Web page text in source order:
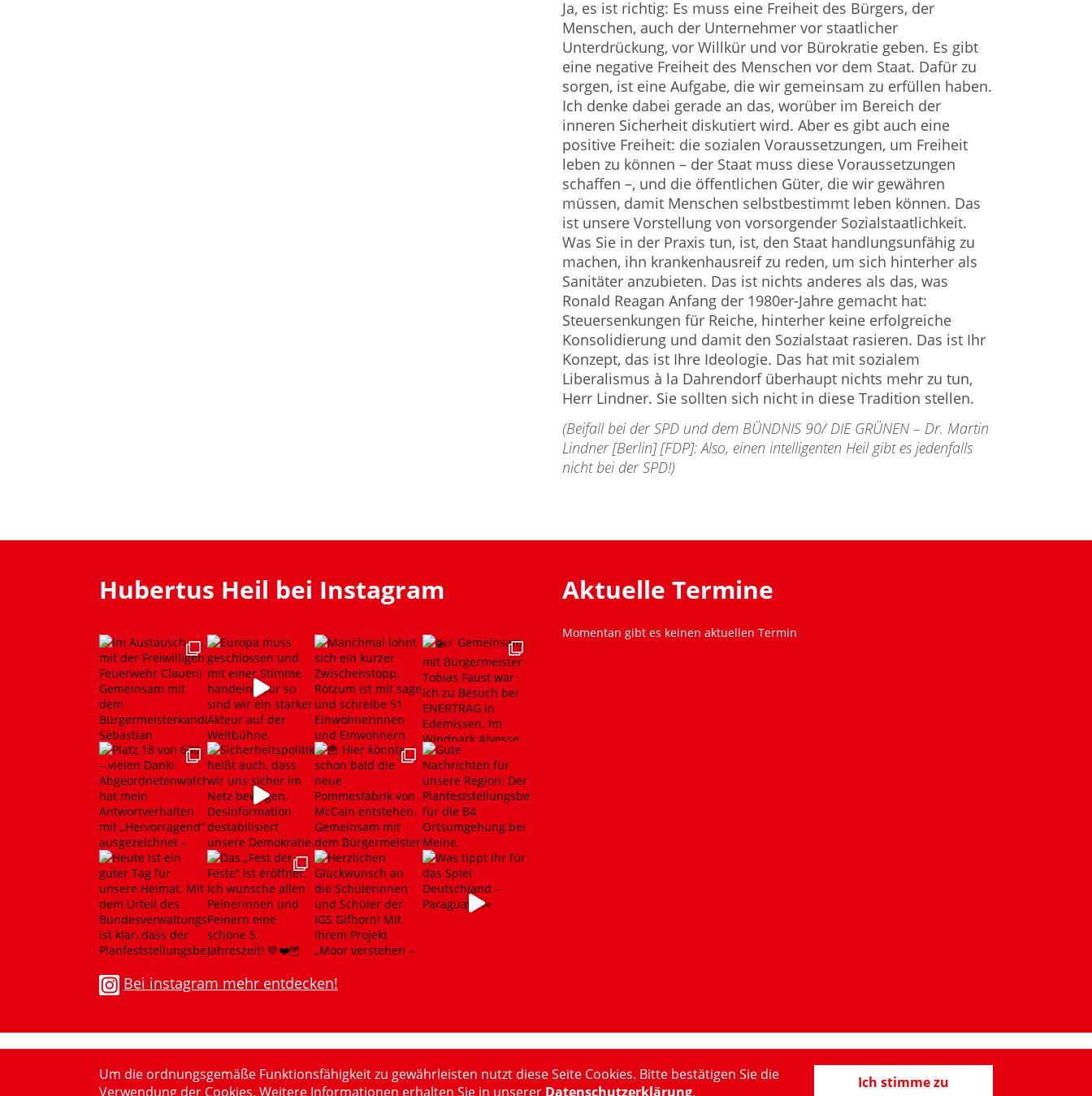
Ja, es ist richtig: Es muss eine Freiheit des Bürgers, der
Menschen, auch der Unternehmer vor staatlicher
Unterdrückung, vor Willkür und vor Bürokratie geben. Es gibt
eine negative Freiheit des Menschen vor dem Staat. Dafür zu
sorgen, ist eine Aufgabe, die wir gemeinsam zu erfüllen haben.
Ich denke dabei gerade an das, worüber im Bereich der
inneren Sicherheit diskutiert wird. Aber es gibt auch eine
positive Freiheit: die sozialen Voraussetzungen, um Freiheit
leben zu können – der Staat muss diese Voraussetzungen
schaffen –, und die öffentlichen Güter, die wir gewähren
müssen, damit Menschen selbstbestimmt leben können. Das
ist unsere Vorstellung von vorsorgender Sozialstaatlichkeit.
Was Sie in der Praxis tun, ist, den Staat handlungsunfähig zu
machen, ihn krankenhausreif zu reden, um sich hinterher als
Sanitäter anzubieten. Das ist nichts anderes als das, was
Ronald Reagan Anfang der 1980er-Jahre gemacht hat:
Steuersenkungen für Reiche, hinterher keine erfolgreiche
Konsolidierung und damit den Sozialstaat rasieren. Das ist Ihr
Konzept, das ist Ihre Ideologie. Das hat mit sozialem
Liberalismus à la Dahrendorf überhaupt nichts mehr zu tun,
Herr Lindner. Sie sollten sich nicht in diese Tradition stellen.
(Beifall bei der SPD und dem BÜNDNIS 90/ DIE GRÜNEN – Dr. Martin
Lindner [Berlin] [FDP]: Also, einen intelligenten Heil gibt es jedenfalls
nicht bei der SPD!)
Hubertus Heil bei Instagram
Bei instagram mehr entdecken!
Aktuelle Termine
Momentan gibt es keinen aktuellen Termin
Um die ordnungsgemäße Funktionsfähigkeit zu gewährleisten nutzt diese Seite Cookies. Bitte bestätigen Sie die
Verwendung der Cookies. Weitere Informationen erhalten Sie in unserer Datenschutzerklärung.
Ich stimme zu